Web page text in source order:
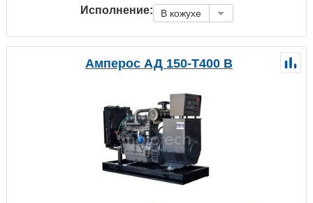
Исполнение: В кожухе
Амперос АД 150-Т400 B